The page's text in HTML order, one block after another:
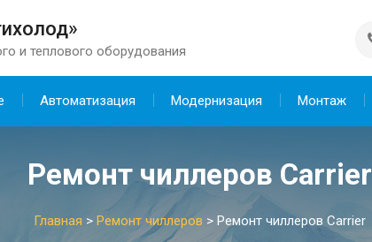
и теплового оборудования
Автоматизация Модернизация Монтаж
Ремонт чиллеров Carrier
Главная > Ремонт чиллеров > Ремонт чиллеров Carrier